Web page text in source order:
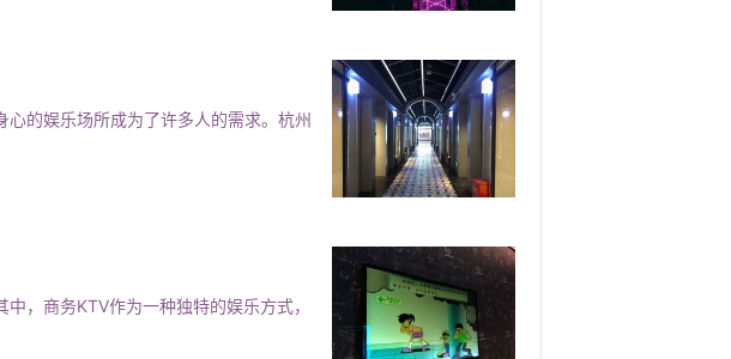
址和他们的地址不太对，要调整啊，不然第一次来的人很
来说比较普通！,杭州西湖区留下街道附近夜总会招聘商务
既如简单就好觉得很好奖学金此间结束
的娱乐场所成为了许多人的需求。杭州
，商务KTV作为一种独特的娱乐方式，